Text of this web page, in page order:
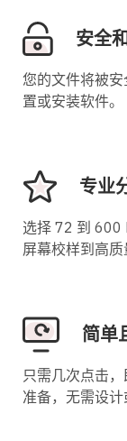
安全
您的文件将被
置或安装软件。
专业
选择 72 到 600
屏幕校样到高质
简单
只需几次点击
准备，无需设计